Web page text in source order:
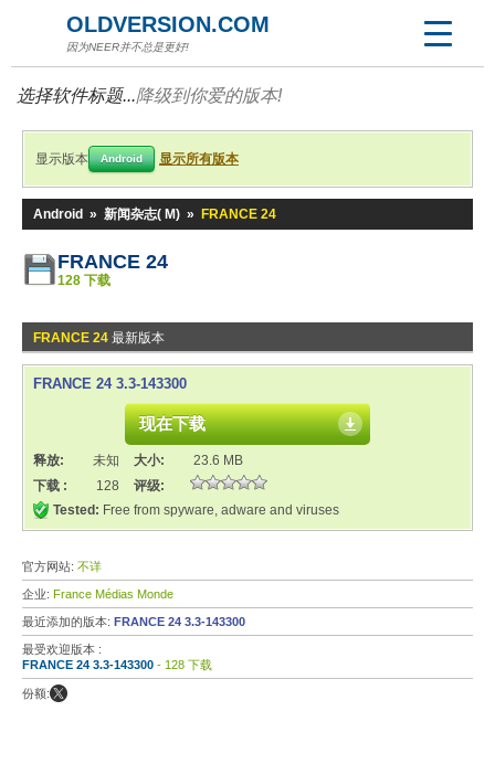
OLDVERSION.COM
因为NEER并不总是更好!
选择软件标题...降级到你爱的版本!
显示版本 Android 显示所有版本
Android » 新闻杂志( M) » FRANCE 24
FRANCE 24
128 下载
FRANCE 24 最新版本
FRANCE 24 3.3-143300
现在下载
释放: 未知 大小:
23.6 MB
下载 :
128
评级:
Tested: Free from spyware, adware and viruses
官方网站: 不详
企业: France Médias Monde
最近添加的版本: FRANCE 24 3.3-143300
最受欢迎版本 :
FRANCE 24 3.3-143300 - 128 下载
份额: